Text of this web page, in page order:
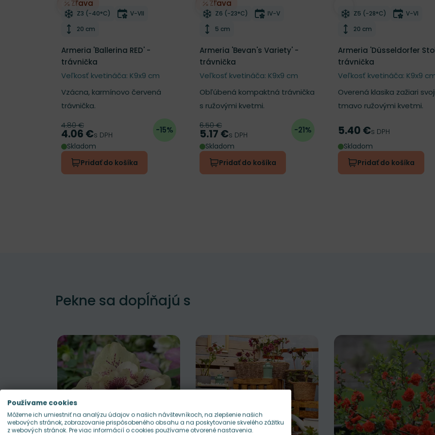
Zľava
Odober do zoznamu želaní
Mrazuvzdornosť
Z3 (-40°C) Doba kvitnutia
V-VII
Výška rastliny
20 cm
Armeria 'Ballerina RED' -
trávnička
Veľkosť kvetináča: K9x9 cm
Vzácna, karmínovo červená
trávnička.
Pôvodná cena
4.80 €
Cena
4.06 €s DPH -15%
Skladom
Pridať do košíka
Zľava
Odober do zoznamu želaní
Mrazuvzdornosť
Z6 (-23°C) Doba kvitnutia
IV-V
Výška rastliny
5 cm
Armeria 'Bevan's Variety' -
trávnička
Veľkosť kvetináča: K9x9 cm
Obľúbená kompaktná trávnička
s ružovými kvetmi.
Pôvodná cena
6.50 €
Cena
5.17 €s DPH -21%
Skladom
Pridať do košíka
Odober do zoznamu želaní
Mrazuvzdornosť
Z5 (-28°C) Doba
V-VI
Výška rastliny
20 cm
Armeria 'Düsseldorfer
trávnička
Veľkosť kvetináča: K9x9
Overená klasika zažiari
tmavo ružovými kvetmi.
Cena
5.40 €s DPH
Skladom
Pridať do košíka
Pekne sa dopĺňajú s
Používame cookies
Môžeme ich umiestniť na analýzu údajov o našich návštevníkoch, na zlepšenie našich
webových stránok, zobrazovanie prispôsobeného obsahu a na poskytovanie skvelého zážitku
z webových stránok. Pre viac informácií o cookies používame otvorené nastavenia.